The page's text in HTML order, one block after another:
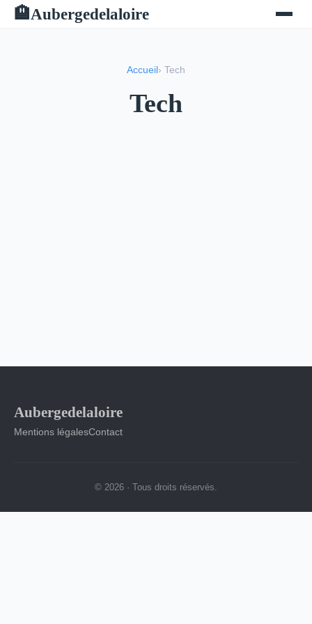
🏨Aubergedelaloire
Accueil › Tech
Tech
Aubergedelaloire
Mentions légalesContact
© 2026 · Tous droits réservés.